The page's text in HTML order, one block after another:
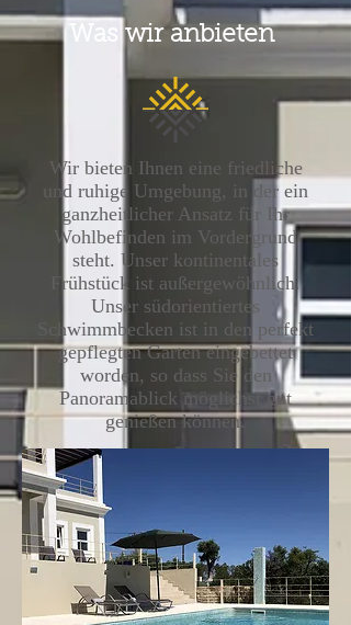
Was wir anbieten
Wir bieten Ihnen eine friedliche
und ruhige Umgebung, in der ein
ganzheitlicher Ansatz für Ihr
Wohlbefinden im Vordergrund
steht. Unser kontinentales
Frühstück ist außergewöhnlich.
Unser südorientiertes
Schwimmbecken ist in den perfekt
gepflegten Garten eingebettet
worden, so dass Sie den
Panoramablick möglichst gut
genießen können.